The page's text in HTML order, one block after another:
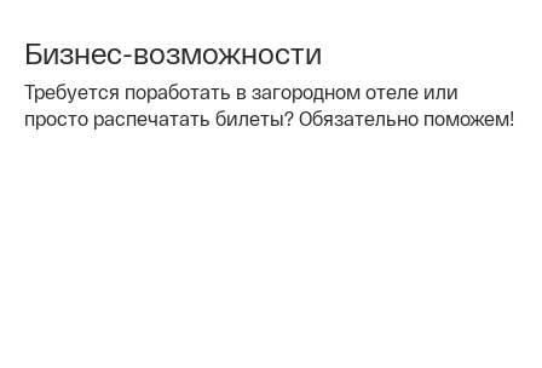
Бизнес-возможности
Требуется поработать в загородном отеле или
просто распечатать билеты? Обязательно поможем!